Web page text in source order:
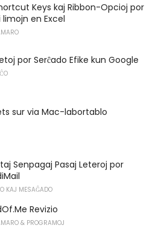
Keys kaj Ribbon-Opcioj por
en Excel
por Serĉado Efike kun Google
sur via Mac-labortablo
Senpagaj Pasaj Leteroj por
KAJ MESAĜADO
Revizio
& PROGRAMOJ